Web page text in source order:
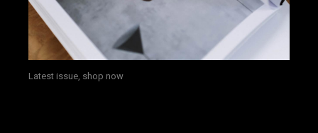
Latest issue, shop now